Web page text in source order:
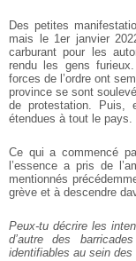
Des petites
mais le 1er janvier
carburant pour les
rendu les gens
forces de l’ordre ont
province se sont
de protestation. Puis,
étendues à tout le pays.
Ce qui a commencé
l’essence a pris de
mentionnés
grève et à descendre
Peux-tu décrire les
d’autre des
identifiables au sein